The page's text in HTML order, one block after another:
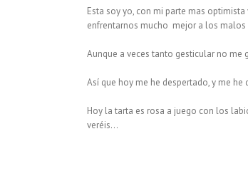
Esta soy yo, con mi parte mas
enfrentarnos mucho mejor a los malos
Aunque a veces tanto gesticular no me
Así que hoy me he despertado, y me he
Hoy la tarta es rosa a juego con los
veréis…